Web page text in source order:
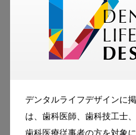
デンタルライフデザインに
は、歯科医師、歯科技工士
More Smile
スマイル＋ア
動画 歯